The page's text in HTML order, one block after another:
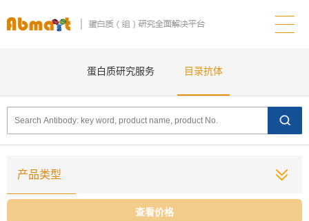
蛋白质研究服务 目录抗体
产品类型
查看价格